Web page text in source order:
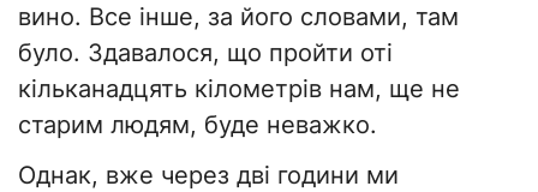
вино. Все інше, за його словами, там
було. Здавалося, що пройти оті
кільканадцять кілометрів нам, ще не
старим людям, буде неважко.
Однак, вже через дві години ми